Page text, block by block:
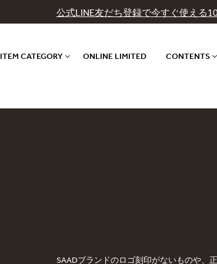
公式LINE友だち登録で今すぐ使える
ITEM CATEGORY ONLINE LIMITED CONTENTS
SAADブランドのロゴ刻印がないものや、